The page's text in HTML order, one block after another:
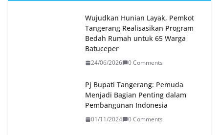
Wujudkan Hunian Layak, Pemkot
Tangerang Realisasikan Program
Bedah Rumah untuk 65 Warga
Batuceper
24/06/2026 0 Comments
Pj Bupati Tangerang: Pemuda
Menjadi Bagian Penting dalam
Pembangunan Indonesia
01/11/2024 0 Comments